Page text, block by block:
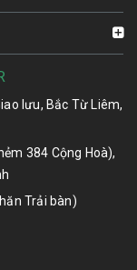
lưu, Bắc Từ Liêm,
384 Cộng Hoà),
Trải bàn)